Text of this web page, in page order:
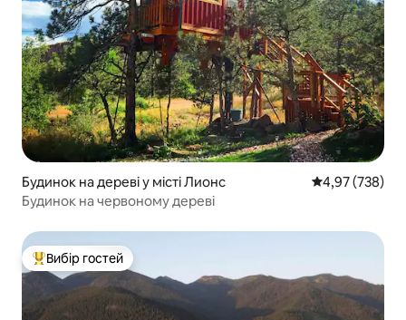
Будинок на дереві у місті Лионс Середня
4,97 (738)
Будинок на червоному дереві
Топ вибір гостей
Вибір гостей